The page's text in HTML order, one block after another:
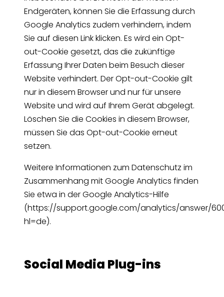
Endgeräten, können Sie die Erfassung durch
Google Analytics zudem verhindern, indem
Sie auf diesen Link klicken. Es wird ein Opt-
out-Cookie gesetzt, das die zukünftige
Erfassung Ihrer Daten beim Besuch dieser
Website verhindert. Der Opt-out-Cookie gilt
nur in diesem Browser und nur für unsere
Website und wird auf Ihrem Gerät abgelegt.
Löschen Sie die Cookies in diesem Browser,
müssen Sie das Opt-out-Cookie erneut
setzen.
Weitere Informationen zum Datenschutz im
Zusammenhang mit Google Analytics finden
Sie etwa in der Google Analytics-Hilfe
(https://support.google.com/analytics/answer/
hl=de).
Social Media Plug-ins